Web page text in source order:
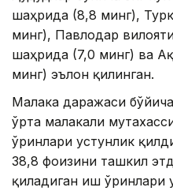
шаҳрида (8,8 минг),
минг), Павлодар
шаҳрида (7,0 минг) ва
минг) эълон қилинган.
Малака даражаси
ўрта малакали
ўринлари устунлик
38,8 фоизини ташкил
қиладиган иш